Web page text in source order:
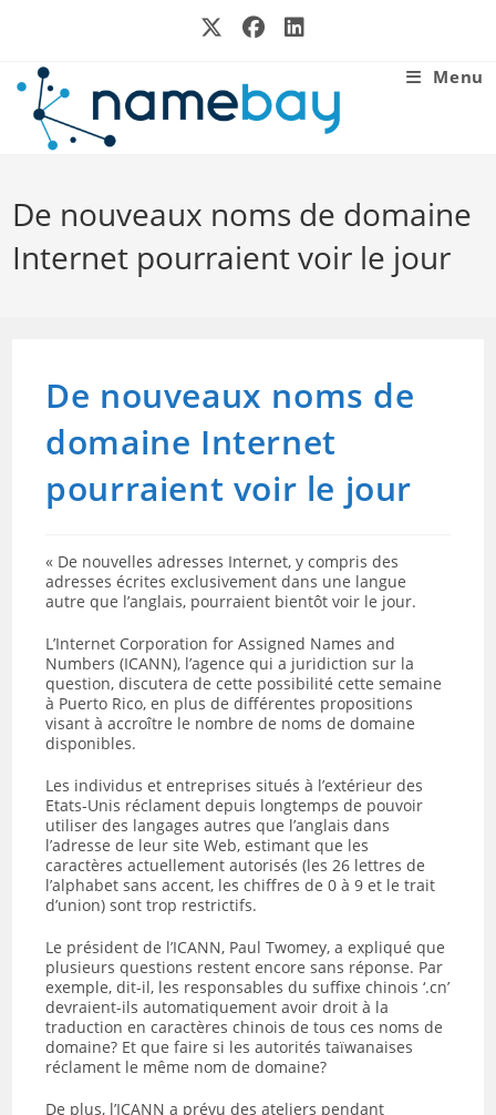
Menu
De nouveaux noms de domaine
Internet pourraient voir le jour
De nouveaux noms de
domaine Internet
pourraient voir le jour
« De nouvelles adresses Internet, y compris des
adresses écrites exclusivement dans une langue
autre que l’anglais, pourraient bientôt voir le jour.
L’Internet Corporation for Assigned Names and
Numbers (ICANN), l’agence qui a juridiction sur la
question, discutera de cette possibilité cette semaine
à Puerto Rico, en plus de différentes propositions
visant à accroître le nombre de noms de domaine
disponibles.
Les individus et entreprises situés à l’extérieur des
Etats-Unis réclament depuis longtemps de pouvoir
utiliser des langages autres que l’anglais dans
l’adresse de leur site Web, estimant que les
caractères actuellement autorisés (les 26 lettres de
l’alphabet sans accent, les chiffres de 0 à 9 et le trait
d’union) sont trop restrictifs.
Le président de l’ICANN, Paul Twomey, a expliqué que
plusieurs questions restent encore sans réponse. Par
exemple, dit-il, les responsables du suffixe chinois ‘.cn’
devraient-ils automatiquement avoir droit à la
traduction en caractères chinois de tous ces noms de
domaine? Et que faire si les autorités taïwanaises
réclament le même nom de domaine?
De plus, l’ICANN a prévu des ateliers pendant